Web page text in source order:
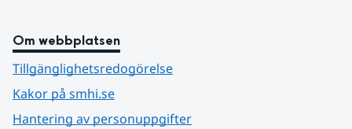
Om webbplatsen
Tillgänglighetsredogörelse
Kakor på smhi.se
Hantering av personuppgifter